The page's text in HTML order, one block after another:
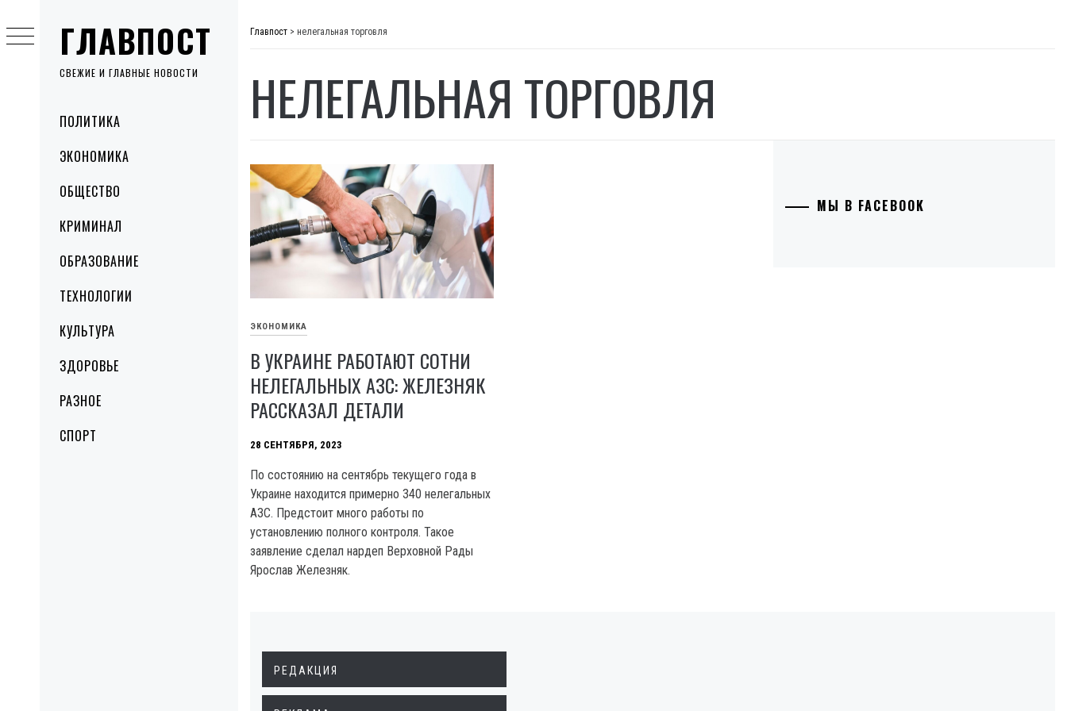
ГЛАВПОСТ
СВЕЖИЕ И ГЛАВНЫЕ НОВОСТИ
MenuПОЛИТИКА
ЭКОНОМИКА
ОБЩЕСТВО
КРИМИНАЛ
ОБРАЗОВАНИЕ
ТЕХНОЛОГИИ
КУЛЬТУРА
ЗДОРОВЬЕ
РАЗНОЕ
СПОРТ
to
content
Главпост > нелегальная торговля
НЕЛЕГАЛЬНАЯ ТОРГОВЛЯ
ЭКОНОМИКА
В УКРАИНЕ РАБОТАЮТ СОТНИ
НЕЛЕГАЛЬНЫХ АЗС: ЖЕЛЕЗНЯК
РАССКАЗАЛ ДЕТАЛИ
28 СЕНТЯБРЯ, 2023
По состоянию на сентябрь текущего года в
Украине находится примерно 340 нелегальных
АЗС. Предстоит много работы по
установлению полного контроля. Такое
заявление сделал нардеп Верховной Рады
Ярослав Железняк.
МЫ В FACEBOOK
РЕДАКЦИЯ